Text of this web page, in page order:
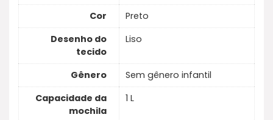
Cor
Preto
Desenho do
tecido
Liso
Gênero
Sem gênero infantil
Capacidade da
mochila
1 L